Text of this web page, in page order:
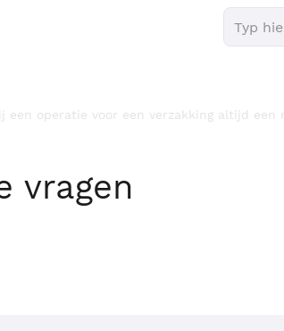
een operatie voor een verzakking altijd een
vragen